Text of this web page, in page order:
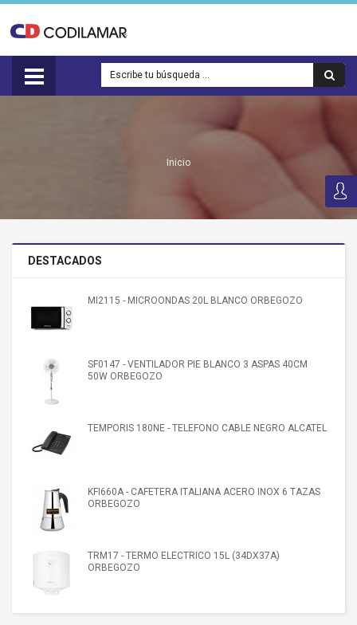
Inicio
DESTACADOS
MI2115 - MICROONDAS 20L BLANCO ORBEGOZO
SF0147 - VENTILADOR PIE BLANCO 3 ASPAS 40CM
50W ORBEGOZO
TEMPORIS 180NE - TELEFONO CABLE NEGRO ALCATEL
KFI660A - CAFETERA ITALIANA ACERO INOX 6 TAZAS
ORBEGOZO
TRM17 - TERMO ELECTRICO 15L (34DX37A)
ORBEGOZO